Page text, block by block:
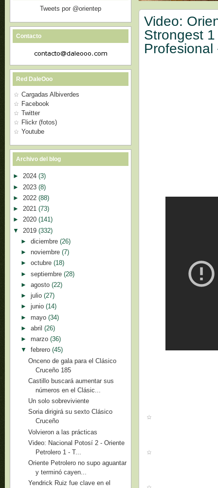
Video:
Strongest
Profesional
Tweets por @orientep
Contacto
Red DaleOoo
Cargadas Albiverdes
Facebook
Twitter
Flickr (fotos)
Youtube
Archivo del blog
► 2024 (3)
► 2023 (8)
► 2022 (88)
► 2021 (73)
► 2020 (141)
▼ 2019 (332)
► diciembre (26)
► noviembre (7)
► octubre (18)
► septiembre (28)
► agosto (22)
► julio (27)
► junio (14)
► mayo (34)
► abril (26)
► marzo (36)
▼ febrero (45)
Onceno de gala para el Clásico
Cruceño 185
Castillo buscará aumentar sus
números en el Clásic...
Un solo sobreviviente
Soria dirigirá su sexto Clásico
Cruceño
Volvieron a las prácticas
Video: Nacional Potosí 2 - Oriente
Petrolero 1 - T...
Oriente Petrolero no supo aguantar
y terminó cayen...
Yendrick Ruiz fue clave en el